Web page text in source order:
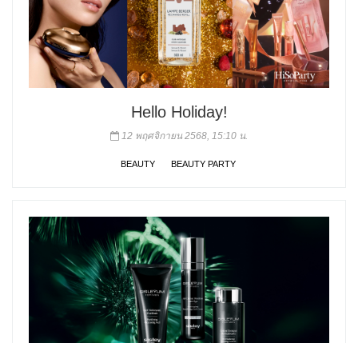
Hello Holiday!
12 พฤศจิกายน 2568, 15:10 น.
BEAUTY BEAUTY PARTY